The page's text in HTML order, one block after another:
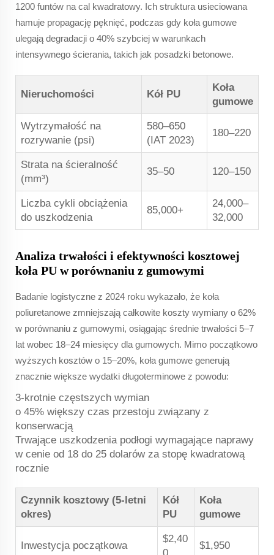
1200 funtów na cal kwadratowy. Ich struktura usieciowana
hamuje propagację pęknięć, podczas gdy koła gumowe
ulegają degradacji o 40% szybciej w warunkach
intensywnego ścierania, takich jak posadzki betonowe.
Nieruchomości Kół PU
Koła
gumowe
Wytrzymałość na
rozrywanie (psi)
580–650
(IAT 2023)
180–220
Strata na ścieralność
(mm³)
35–50 120–150
Liczba cykli obciążenia
do uszkodzenia
85,000+
24,000–
32,000
Analiza trwałości i efektywności kosztowej
koła PU w porównaniu z gumowymi
Badanie logistyczne z 2024 roku wykazało, że koła
poliuretanowe zmniejszają całkowite koszty wymiany o 62%
w porównaniu z gumowymi, osiągając średnie trwałości 5–7
lat wobec 18–24 miesięcy dla gumowych. Mimo początkowo
wyższych kosztów o 15–20%, koła gumowe generują
znacznie większe wydatki długoterminowe z powodu:
3-krotnie częstszych wymian
o 45% większy czas przestoju związany z
konserwacją
Trwające uszkodzenia podłogi wymagające naprawy
w cenie od 18 do 25 dolarów za stopę kwadratową
rocznie
Czynnik kosztowy (5-letni
okres)
Kół
PU
Koła
gumowe
Inwestycja początkowa
$2,40
0
$1,950